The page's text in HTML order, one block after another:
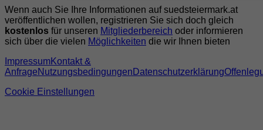
Wenn auch Sie Ihre Informationen auf suedsteiermark.at
veröffentlichen wollen, registrieren Sie sich doch gleich
kostenlos für unseren Mitgliederbereich oder informieren
sich über die vielen Möglichkeiten die wir Ihnen bieten
ImpressumKontakt &
AnfrageNutzungsbedingungen Datenschutzerklärung
Cookie Einstellungen